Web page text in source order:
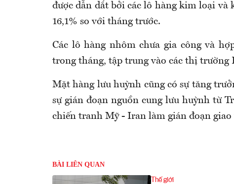
được dẫn dắt bởi các lô hàng kim loại
16,1% so với tháng trước.
Các lô hàng nhôm chưa gia công và
trong tháng, tập trung vào các thị trường
Mặt hàng lưu huỳnh cũng có sự tăng
sự gián đoạn nguồn cung lưu huỳnh từ
chiến tranh Mỹ - Iran làm gián đoạn giao
BÀI LIÊN QUAN
Thế giới